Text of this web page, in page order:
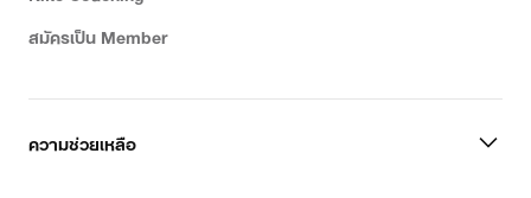
สมัครเป็น Member
ความช่วยเหลือ